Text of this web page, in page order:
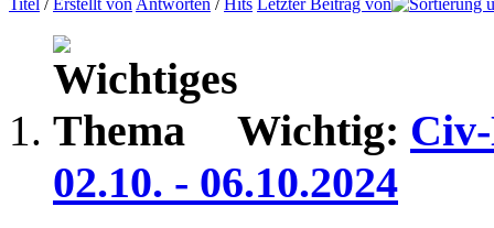
Wichtig:
02.10. - 06.10.2024